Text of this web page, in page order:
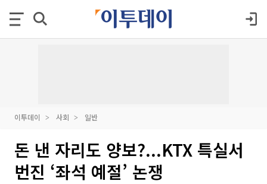
이투데이 사회 일반
돈 낸 자리도 양보?...KTX 특실서
번진 ‘좌석 예절’ 논쟁